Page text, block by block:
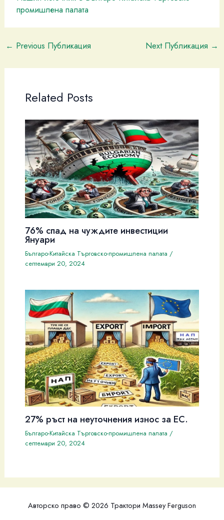
промишлена палaта
← Previous Публикация Next Публикация →
Related Posts
76% спад на чуждите инвестиции
Януари
Българо-Китайска Търговско-промишлена палaта /
септември 20, 2024
27% ръст на неуточнения износ за ЕС.
Българо-Китайска Търговско-промишлена палaта /
септември 20, 2024
Авторско право © 2026 Трактори Massey Ferguson